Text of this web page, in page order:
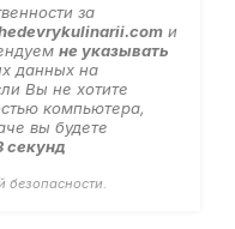
за
и
не указывать
данных на
Вы не хотите
компьютера,
вы будете
секунд
безопасности.